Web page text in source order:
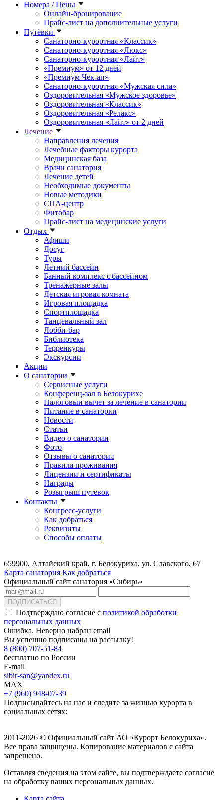
Номера / Цены
Онлайн-бронирование
Прайс-лист на дополнительные услуги
Путёвки
Санаторно-курортная «Классик»
Санаторно-курортная «Люкс»
Санаторно-курортная «Лайт»
«Премиум» от 12 дней
«Премиум Чек-ап»
Санаторно-курортная «Мужская сила»
Оздоровительная «Мужское здоровье»
Оздоровительная «Классик»
Оздоровительная «Релакс»
Оздоровительная «Лайт» от 2 дней
Лечение
Направления лечения
Лечебные факторы курорта
Медицинская база
Врачи санатория
Лечение детей
Необходимые документы
Новые методики
СПА-центр
Фитобар
Прайс-лист на медицинские услуги
Отдых
Афиши
Досуг
Туры
Летний бассейн
Банный комплекс с бассейном
Тренажерные залы
Детская игровая комната
Игровая площадка
Спортплощадка
Танцевальный зал
Лобби-бар
Библиотека
Терренкуры
Экскурсии
Акции
О санатории
Сервисные услуги
Конференц-зал в Белокурихе
Налоговый вычет за лечение в санатории
Питание в санатории
Новости
Статьи
Видео о санатории
Фото
Отзывы о санатории
Правила проживания
Лицензии и сертификаты
Награды
Розыгрыш путевок
Контакты
Конгресс-услуги
Как добраться
Реквизиты
Способы оплаты
659900, Алтайский край, г. Белокуриха, ул. Славского, 67
Карта санатория Как добраться
Официальный сайт санатория «Сибирь»
ПОДПИСАТЬСЯ
Подтверждаю согласие с политикой обработки
персональных данных
Ошибка. Неверно набран email
Вы успешно подписаны на рассылку!
8 (800) 707-51-84
бесплатно по России
E-mail
sibir-san@yandex.ru
MAX
+7 (960) 948-07-39
Подписывайтесь на нас и следите за жизнью курорта в
социальных сетях:
2011-2026 © Официальный сайт АО «Курорт Белокуриха».
Все права защищены. Копирование материалов с сайта
запрещено.
Оставляя сведения на этом сайте, вы подтверждаете согласие
на обработку ваших персональных данных.